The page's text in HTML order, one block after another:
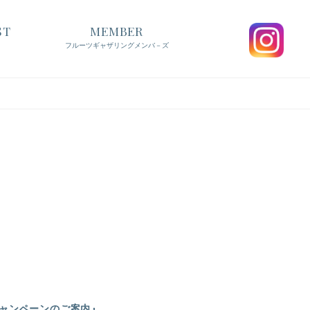
MEMBER
フルーツギャザリングメンバ－ズ